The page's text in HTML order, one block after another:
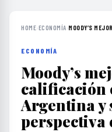
HOME›ECONOMÍA›MOODY’S
ECONOMÍA
Moody’s
calificación
Argentina y
perspectiva